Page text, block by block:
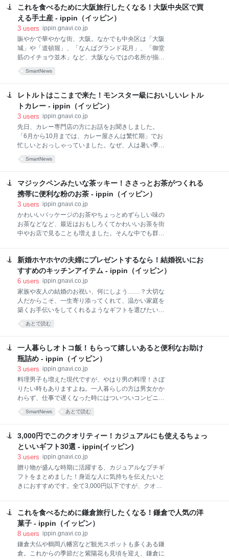
5個入り1セットでオンラインショップからも購入でき
ます。フレーバーはローズ、エルダーフラワー、カモ
マイルハニーなど。オフィスの机の中にストックする
もよし、アウトドアで楽しむも
の、一度見たら忘れられないものを集めてみました。
食べる過程も楽しめて会話も弾む！そんな6品をご紹
介します。 四角い箱の中には、四角くカットされた蜂
の巣……。スプーンですくって、巣ごと味合う「巣み
つ」と呼ばれるハチミツです。巣で蓋をした状態なの
で、内側では熟成が進み、鮮度の高い最高品質のハチ
いけれど、透き通った色あいと口の中で広がる香り、
われるニホンミツバチのハチミツは、栄養価も普通の
ハチミツよりも高めなのだそう。福岡の「かの蜂」で
作られているもので、今年の分の販
これを食べるために大阪旅行したくなる！大阪中央区で買
える手土産 - ippin（イッピン）
3 users ippin.gnavi.co.jp
賑やかで華やかな街、大阪。なかでも中央区は「大阪
城」や「道頓堀」、「なんばグランド花月」、「御堂
筋のイチョウ並木」など、大阪ならではの名所が揃っ
る大阪ならではのお土産にも手を抜きたくありませ
ん。そこで今回は、名所が揃った中央区内で購入でき
るおすすめの尾坂土産をご紹介します。大阪ならでは
ツなど大阪でしか買えないものを揃えました。 大阪の
チーズケーキといえばココ！「りくろーおじさんの
店。」の「焼き立てチーズケーキ」です。チーズケー
キはレアチーズやずっしり重いベイクドチーズなどが
とした口どけが人気のふわふわで「ふん
SmartNews
レトルトはここまで来た！モンスター級においしいレトル
トカレー - ippin（イッピン）
3 users ippin.gnavi.co.jp
先日、カレー専門店の方にお話をお聞きしました。
「6月から10月までは、カレー屋さんは繁忙期」でお
忙しいとおっしゃっていました。なぜ、人は暑い季節
ます。今年は猛暑になると予想も出ていますが、おい
しいカレーを常備しておけば夏バテも怖くありませ
ん！おいしくないレトルトカレーはすぐ飽きてしまい
トカレーを紹介します！ 岩手県宮古で現地の食材をふ
んだんに使って作られている「とりもも一本カレ
ー」。スパイスの香り高く、鶏モモが本当に丸ごと一
ふわふわやわらかという仕上げではなく、骨がほろり
としそうなくらい煮込んであるのに身がしまっており
噛んでいくと旨味がどんどん出てくるとい
SmartNews
マジックペンみたいな茶ッキー！ささっとお茶がつくれる
携帯に便利な粉のお茶 - ippin（イッピン）
3 users ippin.gnavi.co.jp
かわいいパッケージのお茶やちょっとめずらしい味の
お茶などなど、最近はおもしろくてかわいいお茶を街
中やお店で見ることも増えました。そんな中でも群を
い、パッと見た感じはマジックペン。スーツのポケッ
トや筆箱に入っていても全く気が付かないようなデザ
インです。しかしこちら……まぎれもなくお茶なので
す。どんなお茶かというと、粉のお茶がたっぷりとこ
のペンの中に入っています。使い方は簡単です。ペン
のフタをとって、ペン先の部分を下にして、上下にふ
す。しかもこれ、静岡県の一番茶を粉にしているもの
コップや湯吞みにお水やお湯を適量いれて、この粉茶
を振って出せば、しっかりととけるのでオフィスや出
先など急須を使えない場所でもお
新婚ホヤホヤの夫婦にプレゼントするなら！結婚祝いにお
すすめのキッチンアイテム - ippin（イッピン）
6 users ippin.gnavi.co.jp
家族や友人の結婚のお祝い、何にしよう……？大切な
人だからこそ、一生寄り添ってくれて、温かい家庭を
築くお手伝いをしてくれるようなギフトを選びたい！
と願う方も多いのではないでしょうか。婚礼祝いに最
適な、夫婦の繋がりを感じさせてくれるペア箸や、イ
カップルらしく、可愛らしくてデザイン性にも優れ、
愛情あふれる新婚生活の健康面でも心強いサポーター
となってくれるような、キッチンアイテムを厳選しま
あとで読む
一人暮らしオトコ飯！もらって嬉しいあると便利なお助け
瓶詰め - ippin（イッピン）
3 users ippin.gnavi.co.jp
料理男子も増えた現代ですが、やはり男の料理！さぼ
りたい時もありますよね。一人暮らしの方は男女かか
わらず、仕事で遅くなった時にはついついコンビニ弁
当で済ませてしまったり、スーパーでお惣菜を買った
り。でも、疲れている時、家に着いていざ食べようと
ということはありませんか？今回は、そんなことがな
いように家に保存食として置いておける、瓶詰めタイ
プのおいしいアイテムを紹介します。一人暮らしを始
「ご飯にかける・まぜる 中津からあげ」は、からあげ
を細かくフレーク状にして玉ねぎ、生姜、おから、秘
伝のタレを配合したふりかけです。美味しさの秘密
げグランプリに何度も選ばれた「あげ処ぶんごや」の
からあげ。化学調味料を使わず、独自の秘伝のタレで
味付けされています。アツアツの
SmartNews あとで読む
3,000円でこのクオリティー！カジュアルにも使えるちょっ
といいギフト30選 - ippin(イッピン)
3 users ippin.gnavi.co.jp
贈り物が盛んな時期に活躍する、カジュアルなプチギ
フトをまとめました！身近な人に気持ちを伝えたいと
きにおすすめです。全て3,000円以下ですが、クオリ
これを食べるために鎌倉旅行したくなる！鎌倉で人気の洋
菓子 - ippin（イッピン）
8 users ippin.gnavi.co.jp
鎌倉大仏や鶴岡八幡宮など観光スポットも多くある鎌
倉。これからの季節だと紫陽花も見頃を迎え、鎌倉に